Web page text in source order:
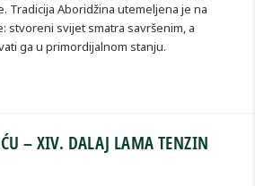
Tradicija Aboridžina utemeljena je na
stvoreni svijet smatra savršenim, a
ga u primordijalnom stanju.
– XIV. DALAJ LAMA TENZIN